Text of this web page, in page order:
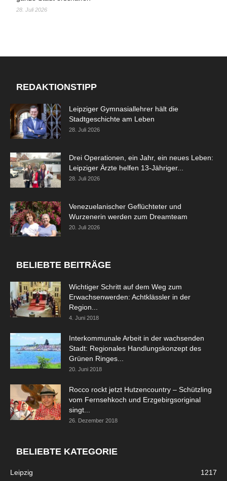
28. Juli 2026
REDAKTIONSTIPP
Leipziger Gymnasiallehrer hält die
Stadtgeschichte am Leben
28. Juli 2026
Drei Operationen, ein Jahr, ein neues Leben:
Leipziger Ärzte helfen 13-Jähriger...
28. Juli 2026
Venezuelanischer Geflüchteter und
Wurzenerin werden zum Dreamteam
20. Juli 2026
BELIEBTE BEITRÄGE
Wichtiger Schritt auf dem Weg zum
Erwachsenwerden: Achtklässler in der
Region...
4. Juni 2018
Interkommunale Arbeit in der wachsenden
Stadt: Regionales Handlungskonzept des
Grünen Ringes...
20. Juni 2018
Rocco rockt jetzt Hutzencountry – Schützling
vom Fernsehkoch und Erzgebirgsoriginal
singt...
26. Dezember 2018
BELIEBTE KATEGORIE
Leipzig
1217